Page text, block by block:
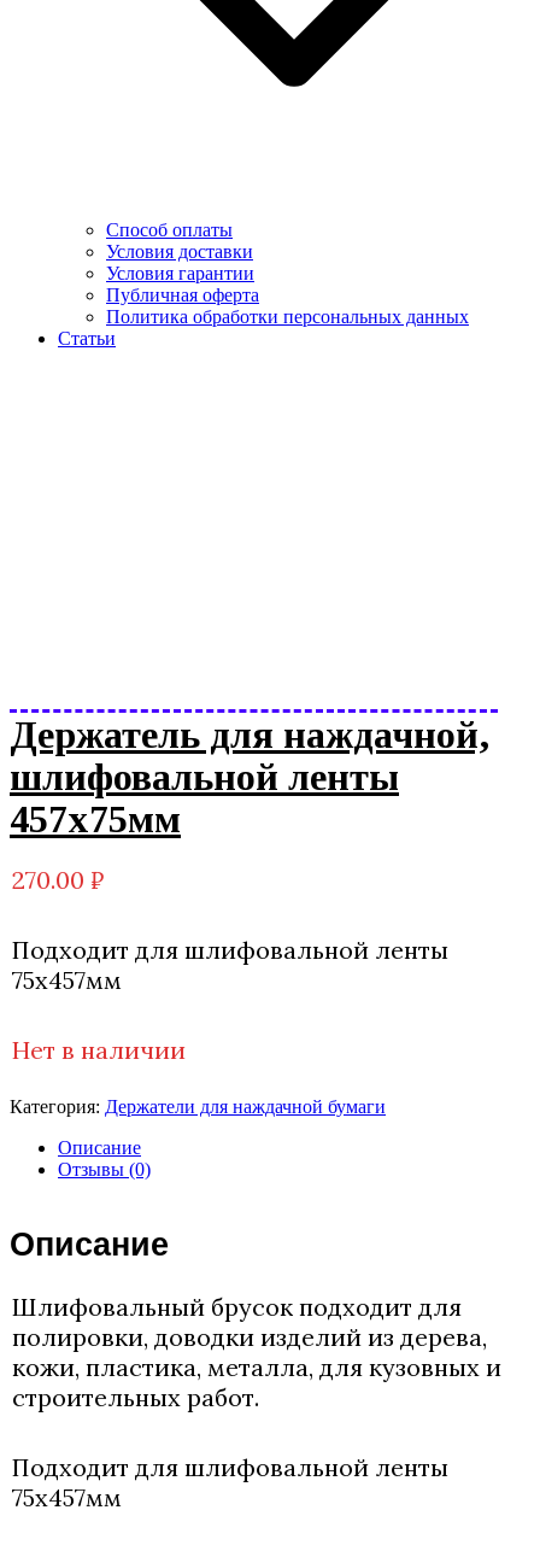
Способ оплаты
Условия доставки
Условия гарантии
Публичная оферта
Политика обработки персональных данных
Статьи
Держатель для наждачной,
шлифовальной ленты
457х75мм
270.00 ₽
Подходит для шлифовальной ленты
75х457мм
Нет в наличии
Категория: Держатели для наждачной бумаги
Описание
Отзывы (0)
Описание
Шлифовальный брусок подходит для
полировки, доводки изделий из дерева,
кожи, пластика, металла, для кузовных и
строительных работ.
Подходит для шлифовальной ленты
75х457мм